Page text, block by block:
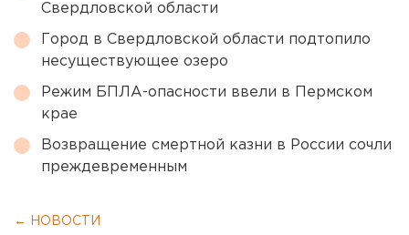
Свердловской области
Город в Свердловской области подтопило
несуществующее озеро
Режим БПЛА-опасности ввели в Пермском
крае
Возвращение смертной казни в России сочли
преждевременным
← НОВОСТИ